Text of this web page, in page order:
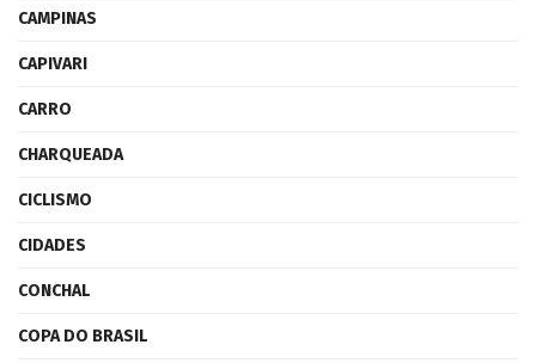
CAMPINAS
CAPIVARI
CARRO
CHARQUEADA
CICLISMO
CIDADES
CONCHAL
COPA DO BRASIL